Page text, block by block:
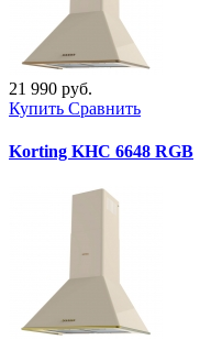
21 990 руб.
Купить Сравнить
Korting KHC 6648 RGB